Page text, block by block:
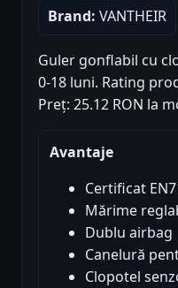
Brand: VANTHEIR
Guler gonflabil cu
0-18 luni. Rating
Preț: 25.12 RON la
Avantaje
Certificat
Mărime
Dublu airbag
Canelură
Clopotel